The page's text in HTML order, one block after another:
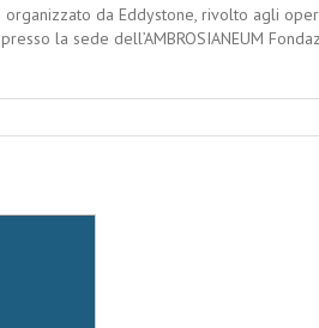
da Eddystone, rivolto agli
la sede dell’AMBROSIANEUM